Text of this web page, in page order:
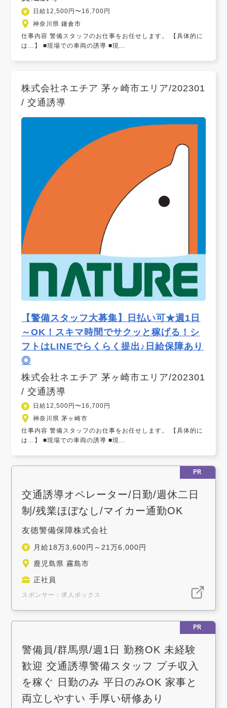
日給12,500円〜16,700円
神奈川県 鎌倉市
仕事内容 警備スタッフのお仕事をお任せします。 【具体的に
は…】 ■現場での車両の誘導 ■現...
株式会社ネエチア 茅ヶ崎市エリア/202301
/ 交通誘導
【警備スタッフ大募集】日払い可★週1日
～OK！スキマ時間でサクッと稼げる！シ
フトはLINEでらくらく提出♪日給保障あり
◎
株式会社ネエチア 茅ヶ崎市エリア/202301
/ 交通誘導
日給12,500円〜16,700円
神奈川県 茅ヶ崎市
仕事内容 警備スタッフのお仕事をお任せします。 【具体的に
は…】 ■現場での車両の誘導 ■現...
PR
交通誘導オペレーター/日勤/週休二日
制/残業ほぼなし/マイカー通勤OK
友徳警備保障株式会社
月給18万3,600円～21万6,000円
鹿児島県 霧島市
正社員
スポンサー：求人ボックス
PR
警備員/群馬県/週1日 勤務OK 未経験
歓迎 交通誘導警備スタッフ プチ収入
を稼ぐ 日勤のみ 平日のみOK 家事と
両立しやすい 手厚い研修あり